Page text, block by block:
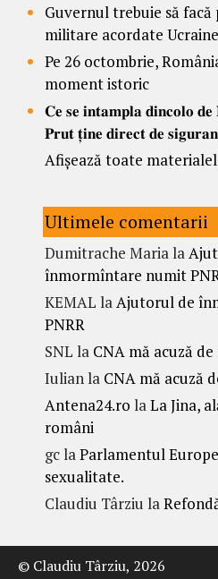
Guvernul trebuie să
militare acordate
Pe 26 octombrie,
moment istoric
𝐂𝐞 𝐬𝐞 𝐢𝐧𝐭𝐚𝐦𝐩𝐥𝐚 𝐝𝐢𝐧𝐜𝐨𝐥𝐨 𝐝𝐞
𝐏𝐫𝐮𝐭 𝐭̦𝐢𝐧𝐞 𝐝𝐢𝐫𝐞𝐜𝐭 𝐝𝐞
Afișează toate
Ultimele comentarii
Dumitrache Maria la
înmormîntare numit
KEMAL la Ajutorul de
PNRR
SNL la CNA mă acuză
Iulian la CNA mă acuză
Antena24.ro la La Jina,
români
gcla Parlamentul
sexualitate.
Claudiu Târziu la
© Claudiu Târziu, 2026